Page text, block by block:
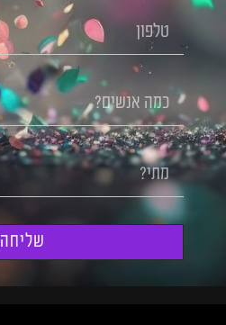
שליחה